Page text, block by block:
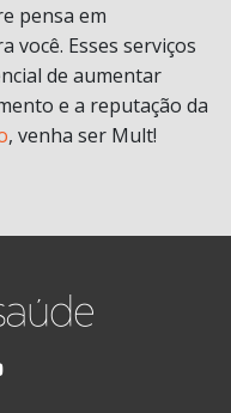
pensa em
Esses serviços
de aumentar
e a reputação da
, venha ser Mult!